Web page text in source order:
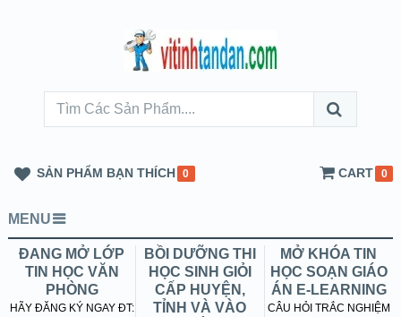
SẢN PHẨM BẠN THÍCH 0 CART 0
MENU
ĐANG MỞ LỚP
TIN HỌC VĂN
PHÒNG
HÃY ĐĂNG KÝ NGAY ĐT:
BỒI DƯỠNG THI
HỌC SINH GIỎI
CẤP HUYỆN,
TỈNH VÀ VÀO
MỞ KHÓA TIN
HỌC SOẠN GIÁO
ÁN E-LEARNING
CÂU HỎI TRẮC NGHIỆM